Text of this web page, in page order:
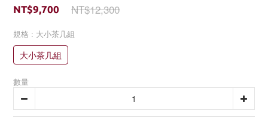
NT$12,300
NT$9,700
規格 : 大小茶几組
大小茶几組
數量